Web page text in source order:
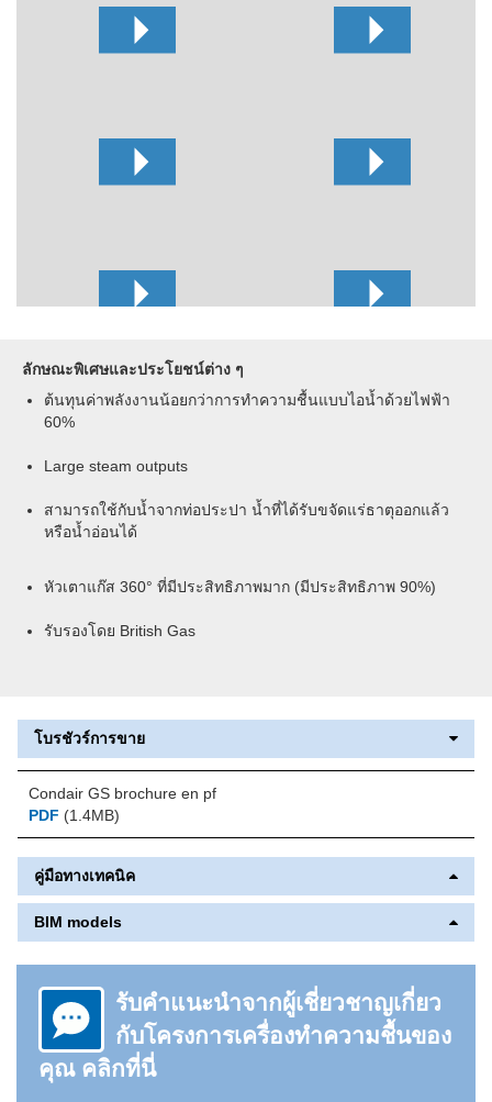
ลักษณะพิเศษและประโยชน์ต่าง ๆ
ต้นทุนค่าพลังงานน้อยกว่าการทำความชื้นแบบไอน้ำด้วยไฟฟ้า
60%
Large steam outputs
สามารถใช้กับน้ำจากท่อประปา น้ำที่ได้รับขจัดแร่ธาตุออกแล้ว
หรือน้ำอ่อนได้
หัวเตาแก๊ส 360° ที่มีประสิทธิภาพมาก (มีประสิทธิภาพ 90%)
รับรองโดย British Gas
โบรชัวร์การขาย
Condair GS brochure en pf
PDF (1.4MB)
คู่มือทางเทคนิค
BIM models
รับคำแนะนำจากผู้เชี่ยวชาญเกี่ยว
กับโครงการเครื่องทำความชื้นของ
คุณ คลิกที่นี่